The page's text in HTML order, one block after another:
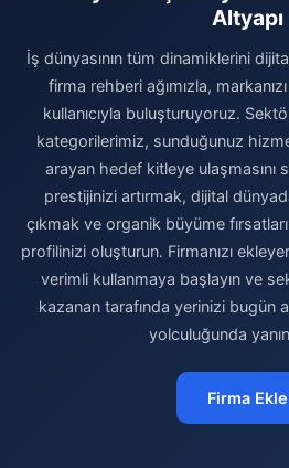
Altyapı
İş dünyasının tüm dinamiklerini
firma rehberi ağımızla,
kullanıcıyla buluşturuyoruz.
kategorilerimiz, sunduğunuz
arayan hedef kitleye ulaşmasını
prestijinizi artırmak, dijital
çıkmak ve organik büyüme
profilinizi oluşturun. Firmanızı
verimli kullanmaya başlayın ve
kazanan tarafında yerinizi bugün
yolculuğunda
Firma Ekle